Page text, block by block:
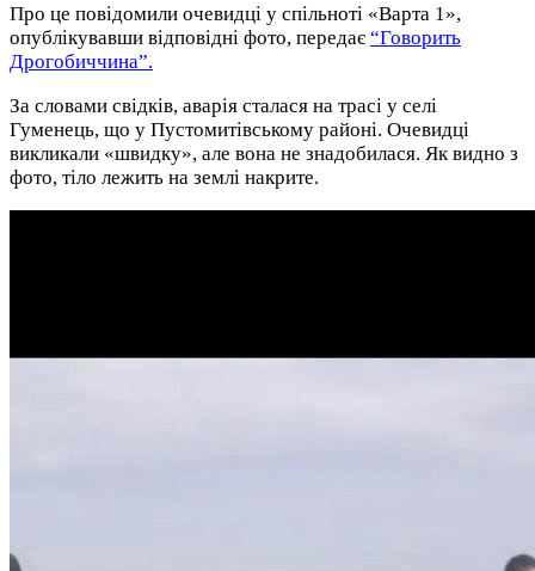
Про це повідомили очевидці у спільноті «Варта 1»,
опублікувавши відповідні фото, передає “Говорить
Дрогобиччина”.
За словами свідків, аварія сталася на трасі у селі
Гуменець, що у Пустомитівському районі. Очевидці
викликали «швидку», але вона не знадобилася. Як видно з
фото, тіло лежить на землі накрите.